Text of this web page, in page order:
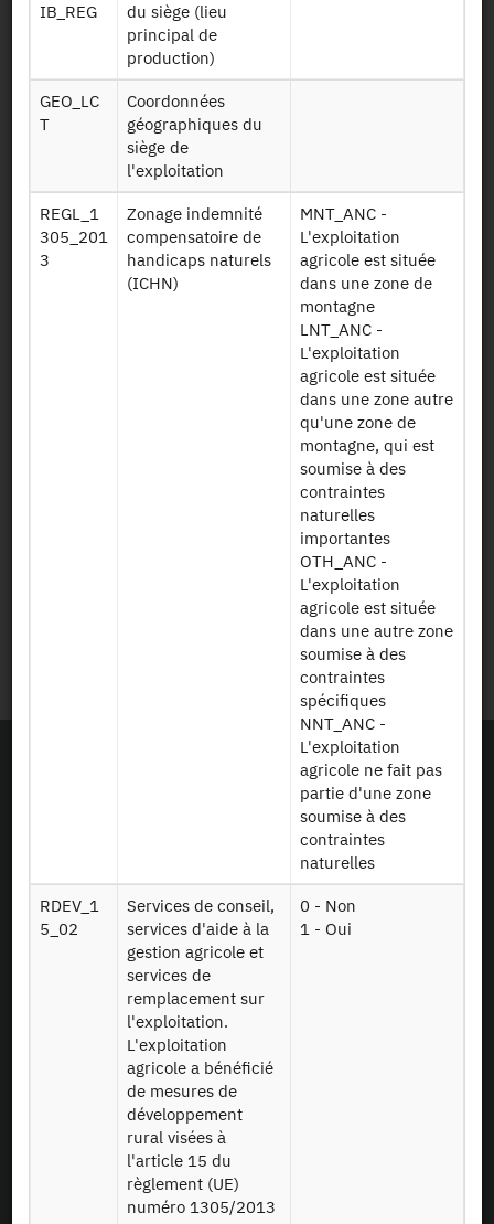
IB_REG
du siège (lieu
principal de
production)
GEO_LC
T
Coordonnées
géographiques du
siège de
l'exploitation
REGL_1
305_201
3
Zonage indemnité
compensatoire de
handicaps naturels
(ICHN)
MNT_ANC -
L'exploitation
agricole est située
dans une zone de
montagne
LNT_ANC -
L'exploitation
agricole est située
dans une zone autre
qu'une zone de
montagne, qui est
soumise à des
contraintes
naturelles
importantes
OTH_ANC -
L'exploitation
agricole est située
dans une autre zone
soumise à des
contraintes
spécifiques
NNT_ANC -
L'exploitation
agricole ne fait pas
partie d'une zone
soumise à des
contraintes
naturelles
RDEV_1
5_02
Services de conseil,
services d'aide à la
gestion agricole et
services de
remplacement sur
l'exploitation.
L'exploitation
agricole a bénéficié
de mesures de
développement
rural visées à
l'article 15 du
règlement (UE)
numéro 1305/2013
0 - Non
1 - Oui
Contact
Documents utiles
Recrutement
Presse et rapports
Marchés publics
Mentions légales
Protection des données
personnelles
En tant que simple visiteur, la navigation sur le site du CASD n'installera pas de
cookies.
Le projet Equipex CASD a reçu une aide financée sur le programme
d’Investissements d’Avenir lancé par l’Etat et mis en oeuvre par l’ANR (aide n° ANR-
10-EQPX-17)